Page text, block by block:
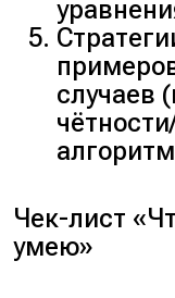
случаев
Чек-лист
умею»